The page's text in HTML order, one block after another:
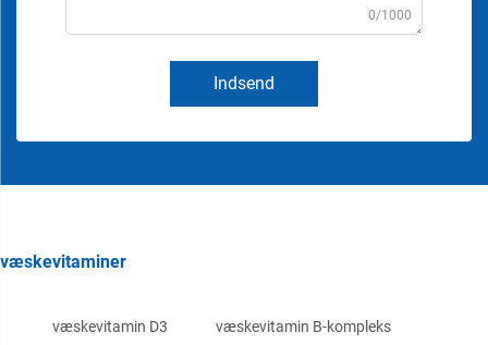
0/1000
Indsend
væskevitaminer
væskevitamin D3 væskevitamin B-kompleks